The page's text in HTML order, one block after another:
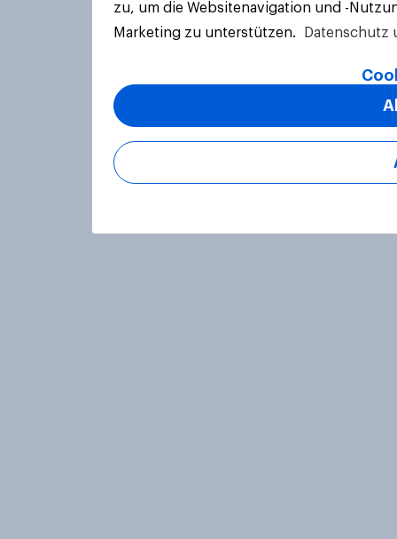
zu, um die Websitenavigation und -
Marketing zu unterstützen.
Datenschutz